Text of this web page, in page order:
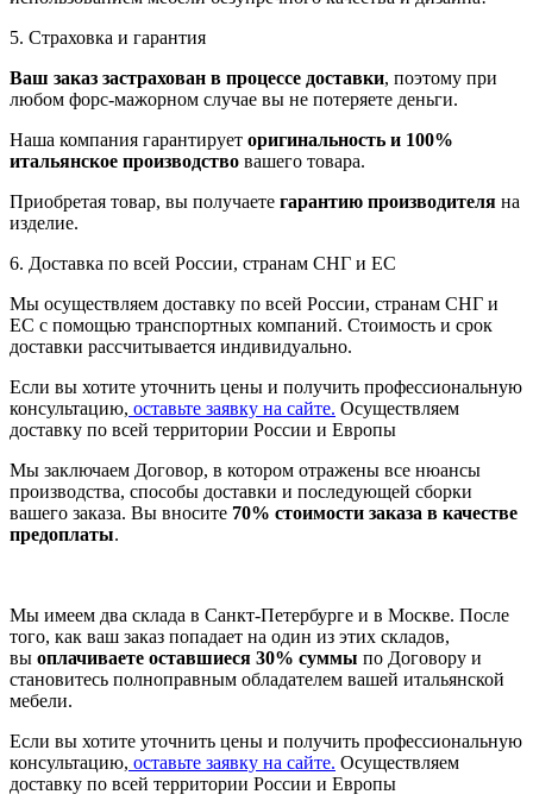
5. Страховка и гарантия
Ваш заказ застрахован в процессе доставки, поэтому при
любом форс-мажорном случае вы не потеряете деньги.
Наша компания гарантирует оригинальность и 100%
итальянское производство вашего товара.
Приобретая товар, вы получаете гарантию производителя на
изделие.
6. Доставка по всей России, странам СНГ и ЕС
Мы осуществляем доставку по всей России, странам СНГ и
ЕС с помощью транспортных компаний. Стоимость и срок
доставки рассчитывается индивидуально.
Если вы хотите уточнить цены и получить профессиональную
консультацию, оставьте заявку на сайте. Осуществляем
доставку по всей территории России и Европы
Мы заключаем Договор, в котором отражены все нюансы
производства, способы доставки и последующей сборки
вашего заказа. Вы вносите 70% стоимости заказа в качестве
предоплаты.
Мы имеем два склада в Санкт-Петербурге и в Москве. После
того, как ваш заказ попадает на один из этих складов,
вы оплачиваете оставшиеся 30% суммы по Договору и
становитесь полноправным обладателем вашей итальянской
мебели.
Если вы хотите уточнить цены и получить профессиональную
консультацию, оставьте заявку на сайте. Осуществляем
доставку по всей территории России и Европы